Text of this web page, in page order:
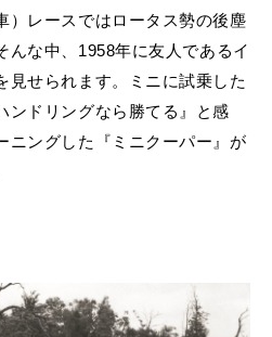
）レースではロータス勢の後塵
んな中、1958年に友人であるイ
見せられます。ミニに試乗した
ンドリングなら勝てる』と感
ニングした『ミニクーパー』が